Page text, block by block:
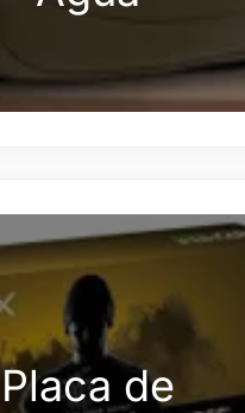
Placa de